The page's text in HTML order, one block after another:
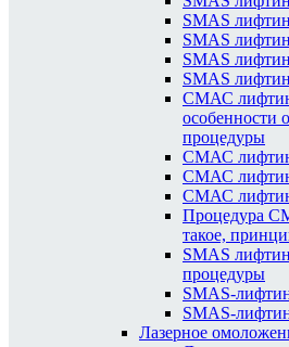
SMAS
SMAS
SMAS
SMAS
СМАС
особенности
процедуры
СМАС
СМАС
СМАС
Процедура
такое,
SMAS
процедуры
SMAS-
SMAS-
Лазерное